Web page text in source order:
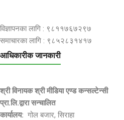
विज्ञापनका लागि : ९८११७६७२९७
समाचारका लागि : ९८५२८३१४१७
आधिकारीक जानकारी
श्री विनायक श्री मीडिया एण्ड कन्सल्टेन्सी
प्रा.लि.द्वारा सन्चालित
कार्यालय: गोल बजार, सिराहा